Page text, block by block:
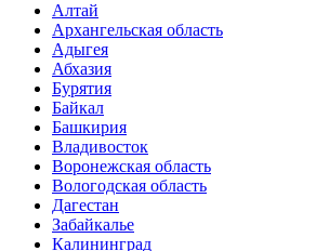
Алтай
Архангельская область
Адыгея
Абхазия
Бурятия
Байкал
Башкирия
Владивосток
Воронежская область
Вологодская область
Дагестан
Забайкалье
Калининград